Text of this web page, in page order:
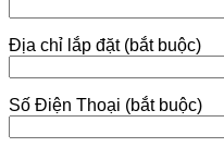
Địa chỉ lắp đặt (bắt buộc)
Số Điện Thoại (bắt buộc)